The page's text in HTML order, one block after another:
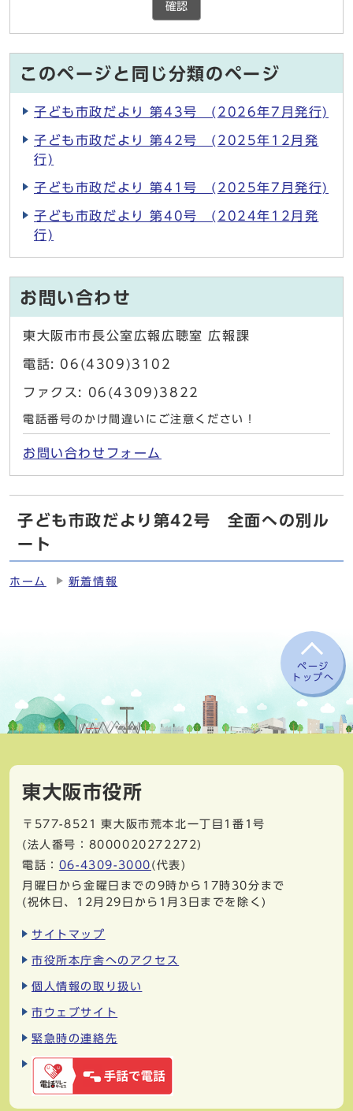
確認
このページと同じ分類のページ
子ども市政だより 第43号 (2026年7月発行)
子ども市政だより 第42号 (2025年12月発
行)
子ども市政だより 第41号 (2025年7月発行)
子ども市政だより 第40号 (2024年12月発
行)
お問い合わせ
東大阪市市長公室広報広聴室 広報課
電話: 06(4309)3102
ファクス: 06(4309)3822
電話番号のかけ間違いにご注意ください！
お問い合わせフォーム
子ども市政だより第42号 全面への別ル
ート
ホーム 新着情報
ページ
トップへ
東大阪市役所
〒577-8521
東大阪市荒本北一丁目1番1号
(法人番号：8000020272272)
電話： 06-4309-3000 (代表)
月曜日から金曜日までの9時から17時30分まで
(祝休日、12月29日から1月3日までを除く)
サイトマップ
市役所本庁舎へのアクセス
個人情報の取り扱い
市ウェブサイト
緊急時の連絡先